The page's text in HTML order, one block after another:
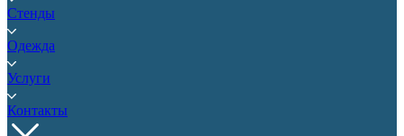
Стенды
Одежда
Услуги
Контакты